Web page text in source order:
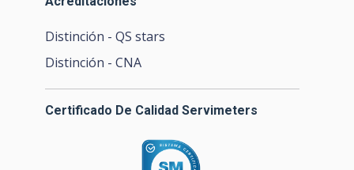
Distinción - QS stars
Distinción - CNA
Certificado De Calidad Servimeters